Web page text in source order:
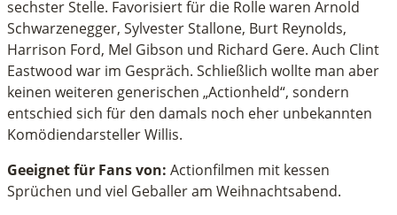
sechster Stelle. Favorisiert für die Rolle waren Arnold
Schwarzenegger, Sylvester Stallone, Burt Reynolds,
Harrison Ford, Mel Gibson und Richard Gere. Auch Clint
Eastwood war im Gespräch. Schließlich wollte man aber
keinen weiteren generischen „Actionheld“, sondern
entschied sich für den damals noch eher unbekannten
Komödiendarsteller Willis.
Geeignet für Fans von: Actionfilmen mit kessen
Sprüchen und viel Geballer am Weihnachtsabend.